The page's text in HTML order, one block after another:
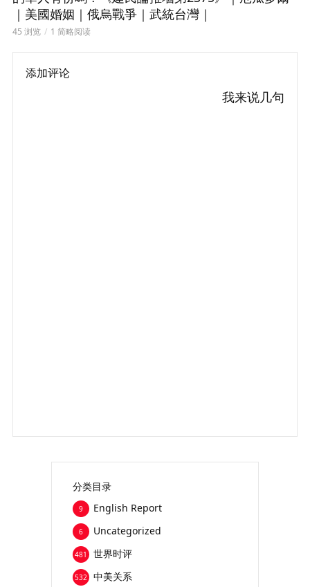
｜美國婚姻｜俄烏戰爭｜武統台灣｜
45 浏览 1 简略阅读
添加评论
我来说几句
分类目录
English Report
9
Uncategorized
6
世界时评
481
中美关系
532